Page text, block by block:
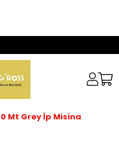
Mt Grey İp Misina